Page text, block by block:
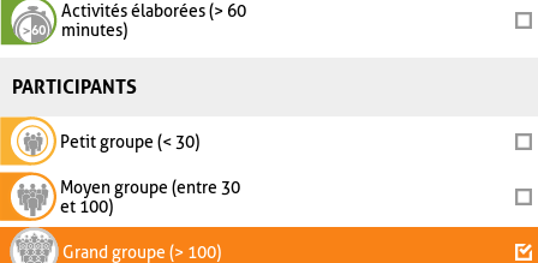
Activités élaborées (> 60
minutes)
PARTICIPANTS
Petit groupe (< 30)
Moyen groupe (entre 30
et 100)
Grand groupe (> 100)